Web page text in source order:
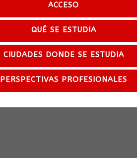
ACCESO
QUÉ SE ESTUDIA
CIUDADES DONDE SE ESTUDIA
PERSPECTIVAS PROFESIONALES